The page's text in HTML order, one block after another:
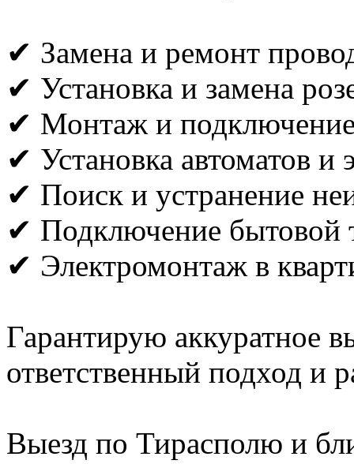
✔ Замена и ремонт
✔ Установка и замена
✔ Монтаж и подключение
✔ Установка автоматов и
✔ Поиск и устранение
✔ Подключение бытовой
✔ Электромонтаж в
Гарантирую аккуратное
ответственный подход и
Выезд по Тирасполю и